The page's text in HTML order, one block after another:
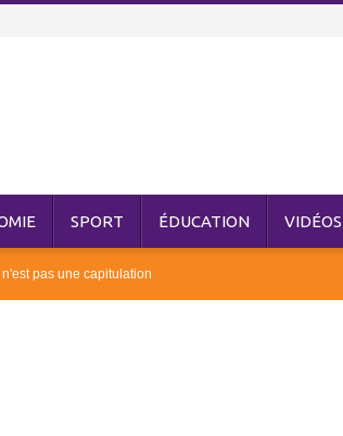
SPORT ÉDUCATION VIDÉOS
pas une capitulation